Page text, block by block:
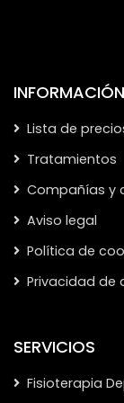
INFORMACIÓN
Lista de
Tratamientos
Compañías y
Aviso legal
Política de
Privacidad de
SERVICIOS
Fisioterapia